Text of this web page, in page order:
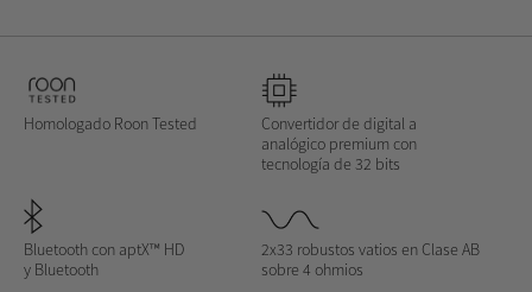
Homologado Roon Tested
Convertidor de digital a
analógico premium con
tecnología de 32 bits
Bluetooth con aptX™ HD
y Bluetooth
2x33 robustos vatios en Clase AB
sobre 4 ohmios